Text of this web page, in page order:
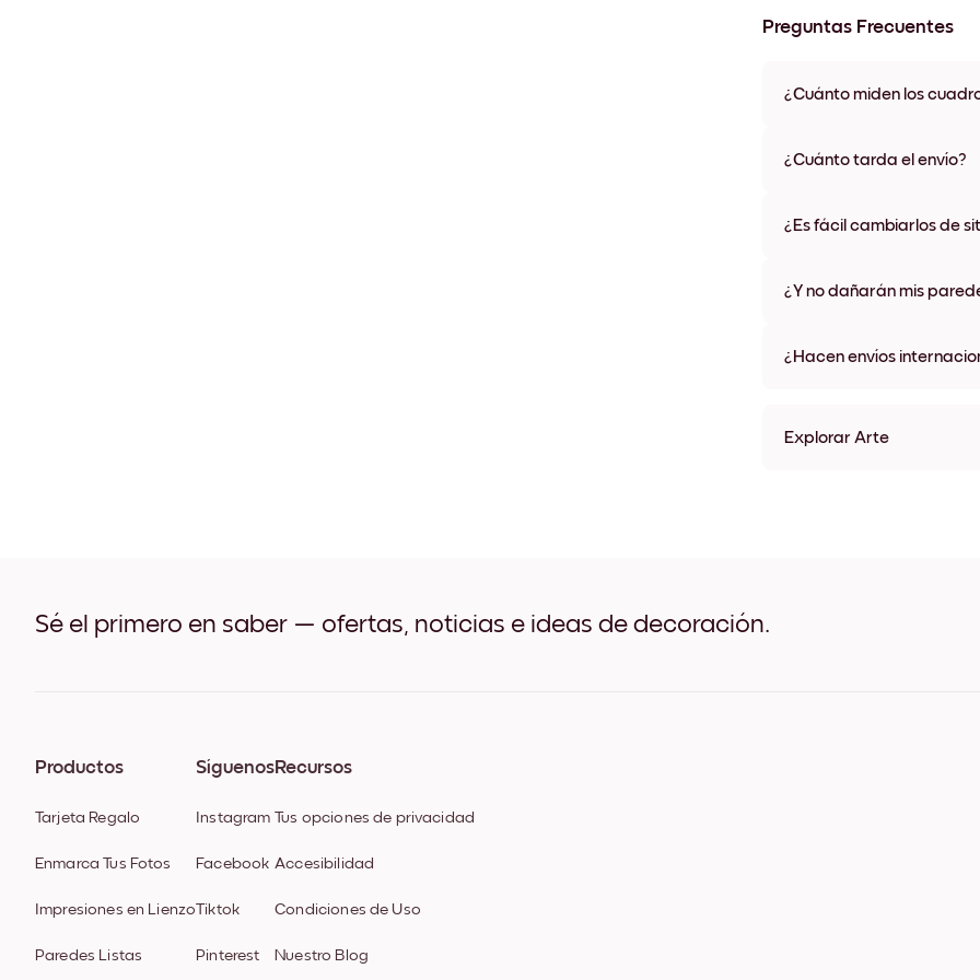
Preguntas Frecuentes
¿Cuánto miden los
materiales y colores de
¿Cuánto tarda el envío?
algunos países. Te
¿Es fácil cambiarlos de
¿Y no dañarán mis
¿Hacen envíos
Explorar Arte
Sé el primero en saber — ofertas, noticias e ideas de decoración.
Productos
Tarjeta Regalo
Enmarca Tus Fotos
Impresiones en Lienzo
Paredes Listas
Síguenos
Instagram
Facebook
Tiktok
Pinterest
Recursos
Tus opciones de privacidad
Accesibilidad
Condiciones de Uso
Nuestro Blog